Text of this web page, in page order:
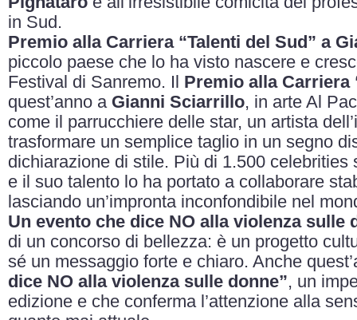
in Sud.
Premio alla Carriera “Talenti del Sud” a
piccolo paese che lo ha visto nascere e
Festival di Sanremo. Il Premio alla Carriera
quest’anno a Gianni Sciarrillo, in arte Al
come il parrucchiere delle star, un artista
trasformare un semplice taglio in un segno
dichiarazione di stile. Più di 1.500
e il suo talento lo ha portato a collaborare
lasciando un’impronta inconfondibile nel
Un evento che dice NO alla violenza sulle
di un concorso di bellezza: è un progetto
sé un messaggio forte e chiaro. Anche
dice NO alla violenza sulle donne”, un
edizione e che conferma l’attenzione alla